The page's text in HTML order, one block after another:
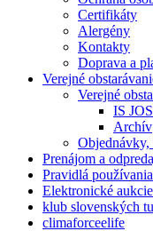
Certifikáty
Alergény
Kontakty
Doprava a
Verejné
Verejné
IS
Archív
Prenájom a
Pravidlá
Elektronické
klub slovenských
climaforceelife